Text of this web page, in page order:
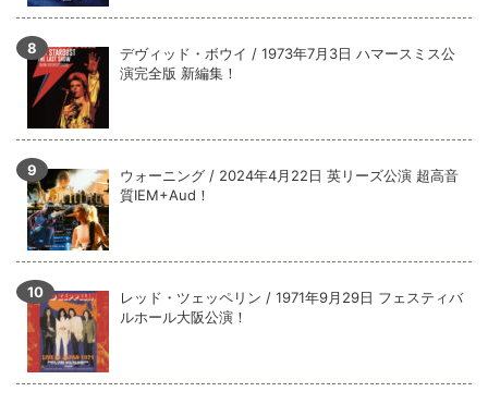
デヴィッド・ボウイ / 1973年7月3日 ハマースミス公
演完全版 新編集！
ウォーニング / 2024年4月22日 英リーズ公演 超高音
質IEM+Aud！
レッド・ツェッペリン / 1971年9月29日 フェスティバ
ルホール大阪公演！